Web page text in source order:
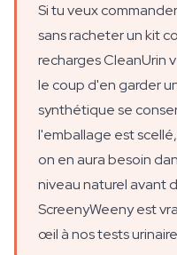
Si tu veux
sans racheter un kit
recharges CleanUrin
le coup d'en garder
synthétique se
l'emballage est
on en aura besoin
niveau naturel avant
ScreenyWeeny est
œil à nos tests